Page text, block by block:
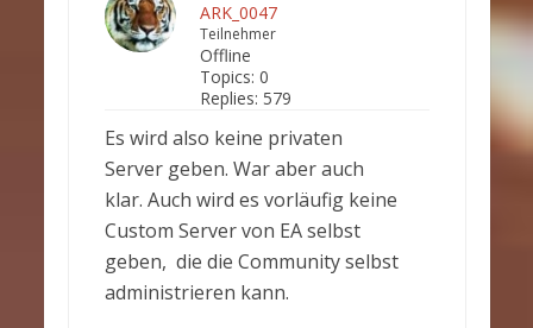
ARK_0047
Teilnehmer
Offline
Topics: 0
Replies: 579
Es wird also keine privaten
Server geben. War aber auch
klar. Auch wird es vorläufig keine
Custom Server von EA selbst
geben, die die Community selbst
administrieren kann.